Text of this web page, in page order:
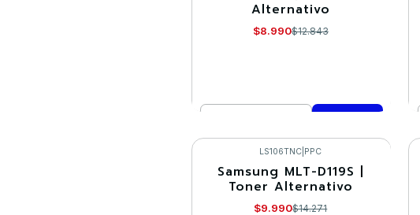
Alternativo
$8.990$12.843
Comprar ahora
-30%
LS106TNC PPC
Samsung MLT-D119S |
Toner Alternativo
$9.990$14.271